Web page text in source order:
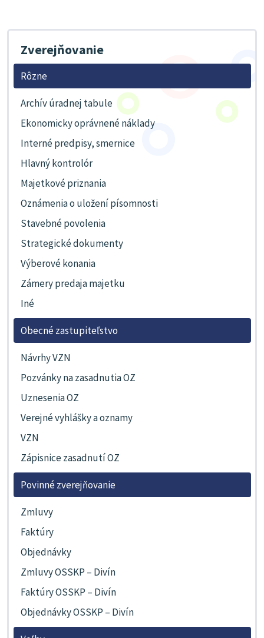
Zverejňovanie
Rôzne
Archív úradnej tabule
Ekonomicky oprávnené náklady
Interné predpisy, smernice
Hlavný kontrolór
Majetkové priznania
Oznámenia o uložení písomnosti
Stavebné povolenia
Strategické dokumenty
Výberové konania
Zámery predaja majetku
Iné
Obecné zastupiteľstvo
Návrhy VZN
Pozvánky na zasadnutia OZ
Uznesenia OZ
Verejné vyhlášky a oznamy
VZN
Zápisnice zasadnutí OZ
Povinné zverejňovanie
Zmluvy
Faktúry
Objednávky
Zmluvy OSSKP – Divín
Faktúry OSSKP – Divín
Objednávky OSSKP – Divín